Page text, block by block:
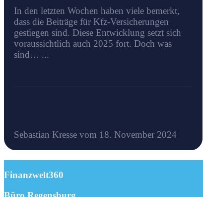
In den letzten Wochen haben viele bemerkt,
dass die Beiträge für Kfz-Versicherungen
gestiegen sind. Diese Entwicklung setzt sich
voraussichtlich auch 2025 fort. Doch was
sind… ...
Sebastian Kresse vom 18. November 2024
Finanzwelt360